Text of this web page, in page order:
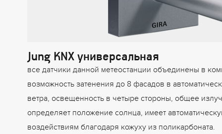
Jung KNX универсальная
все датчики данной метеостанции объединены в
возможность затенения до 8 фасадов в
ветра, освещенность в четыре стороны, общее
определяет положение солнца, имеет
воздействиям благодаря кожуху из поликарбоната.